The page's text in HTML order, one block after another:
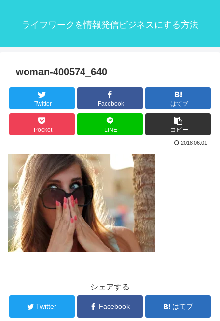
ライフワークを情報発信ビジネスにする方法
woman-400574_640
Twitter Facebook はてブ
Pocket LINE コピー
2018.06.01
シェアする
Twitter Facebook はてブ